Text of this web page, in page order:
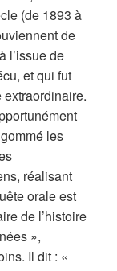
(de 1893 à
de
l’issue de
et qui fut
les
réalisant
orale est
de l’histoire
»,
Il dit : «